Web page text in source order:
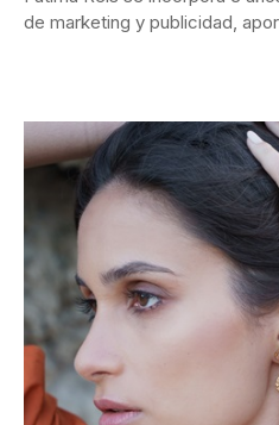
de marketing y publicidad,